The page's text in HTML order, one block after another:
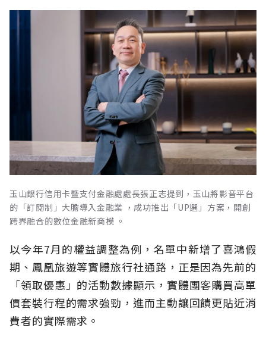
玉山銀行信用卡暨支付金融處處長張正志提到，玉山將影音平台
的「訂閱制」大膽導入金融業 ，成功推出「UP選」方案，開創
跨界融合的數位金融新商模 。
以今年7月的權益調整為例，名單中新增了喜鴻假
期、鳳凰旅遊等實體旅行社通路，正是因為先前的
「領取優惠」的活動數據顯示，實體團客購買高單
價套裝行程的需求強勁，進而主動讓回饋更貼近消
費者的實際需求。